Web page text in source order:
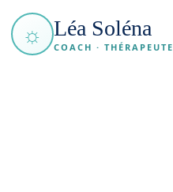
☼ Léa Soléna
COACH · THÉRAPEUTE